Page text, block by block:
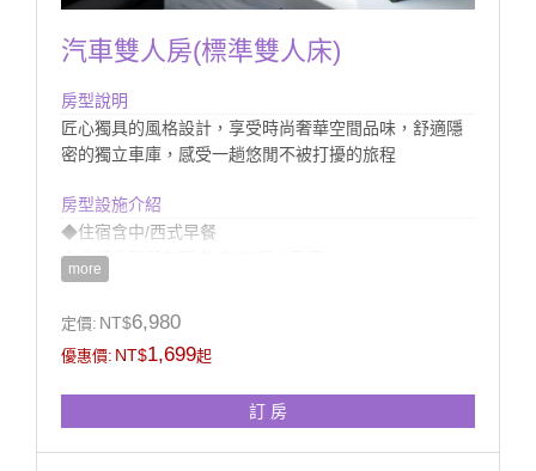
汽車雙人房(標準雙人床)
房型說明
匠心獨具的風格設計，享受時尚奢華空間品味，舒適隱
密的獨立車庫，感受一趟悠閒不被打擾的旅程
房型設施介紹
◆住宿含中/西式早餐
◆此組房型配有硬/軟床(有獨立車庫)
※若無備註需求依現場安排
◆房內衛浴提供浴缸(無溫泉)、獨立淋浴設備
more
定價: NT$6,980
優惠價: NT$1,699起
訂 房